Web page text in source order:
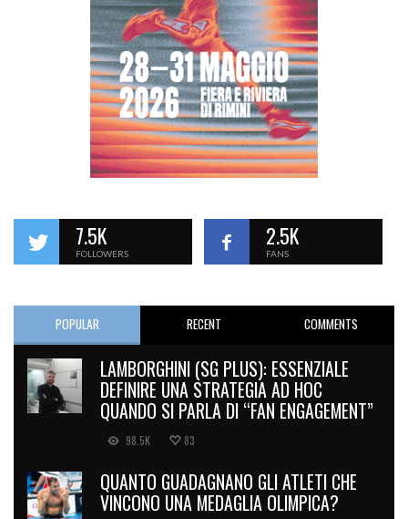
7.5K
FOLLOWERS
2.5K
FANS
POPULAR RECENT COMMENTS
LAMBORGHINI (SG PLUS): ESSENZIALE
DEFINIRE UNA STRATEGIA AD HOC
QUANDO SI PARLA DI “FAN ENGAGEMENT”
98.5K 83
QUANTO GUADAGNANO GLI ATLETI CHE
VINCONO UNA MEDAGLIA OLIMPICA?